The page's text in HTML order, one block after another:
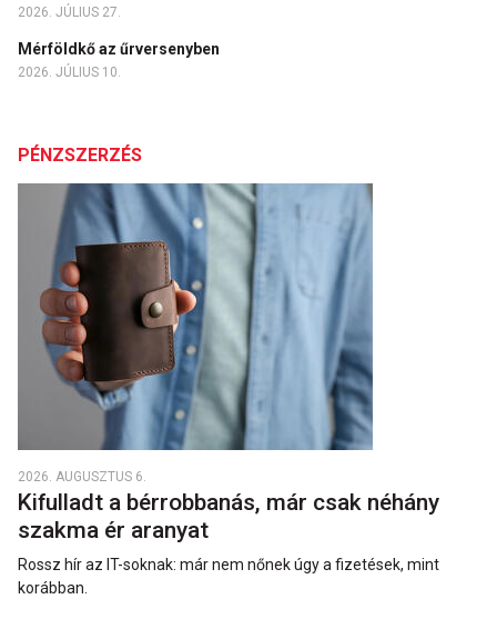
2026. JÚLIUS 27.
Mérföldkő az űrversenyben
2026. JÚLIUS 10.
PÉNZSZERZÉS
2026. AUGUSZTUS 6.
Kifulladt a bérrobbanás, már csak néhány
szakma ér aranyat
Rossz hír az IT-soknak: már nem nőnek úgy a fizetések, mint
korábban.